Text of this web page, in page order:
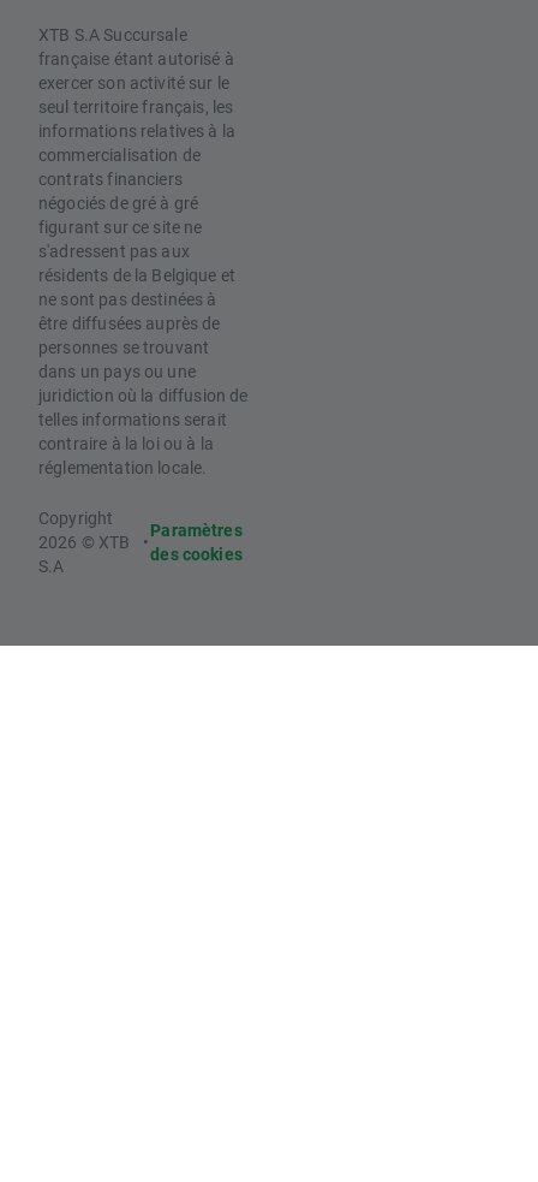
XTB S.A Succursale
française étant autorisé à
exercer son activité sur le
seul territoire français, les
informations relatives à la
commercialisation de
contrats financiers
négociés de gré à gré
figurant sur ce site ne
s'adressent pas aux
résidents de la Belgique et
ne sont pas destinées à
être diffusées auprès de
personnes se trouvant
dans un pays ou une
juridiction où la diffusion de
telles informations serait
contraire à la loi ou à la
réglementation locale.
Copyright
2026 © XTB
S.A
•
Paramètres
des cookies